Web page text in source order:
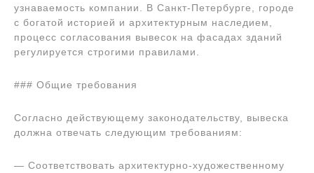
узнаваемость компании. В Санкт-Петербурге, городе
с богатой историей и архитектурным наследием,
процесс согласования вывесок на фасадах зданий
регулируется строгими правилами.
### Общие требования
Согласно действующему законодательству, вывеска
должна отвечать следующим требованиям:
— Соответствовать архитектурно-художественному